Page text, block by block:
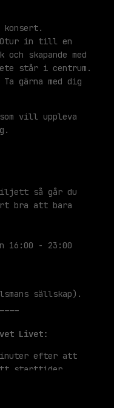
konsert.
Otur in till en
skapande med
står i centrum.
gärna med dig
vill uppleva
så går du
bra att bara
16:00 - 23:00
sällskap).
Livet:
efter att
att starttider
på